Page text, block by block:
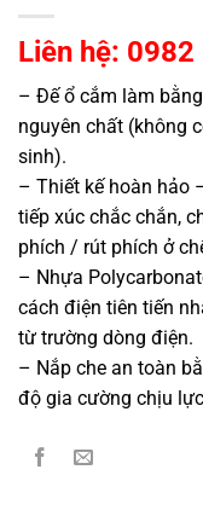
Liên hệ:
– Đế ổ cắm làm
nguyên chất (không
sinh).
– Thiết kế hoàn hảo
tiếp xúc chắc chắn,
phích / rút phích ở
– Nhựa
cách điện tiên tiến
từ trường dòng điện.
– Nắp che an toàn
độ gia cường chịu